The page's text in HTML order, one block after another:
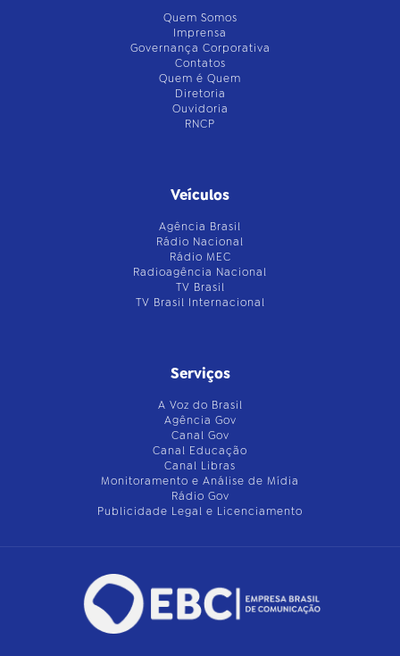
Quem Somos
Imprensa
Governança Corporativa
Contatos
Quem é Quem
Diretoria
Ouvidoria
RNCP
Veículos
Agência Brasil
Rádio Nacional
Rádio MEC
Radioagência Nacional
TV Brasil
TV Brasil Internacional
Serviços
A Voz do Brasil
Agência Gov
Canal Gov
Canal Educação
Canal Libras
Monitoramento e Análise de Mídia
Rádio Gov
Publicidade Legal e Licenciamento